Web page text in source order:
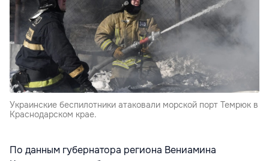
Украинские беспилотники атаковали морской порт Темрюк в
Краснодарском крае.
По данным губернатора региона Вениамина